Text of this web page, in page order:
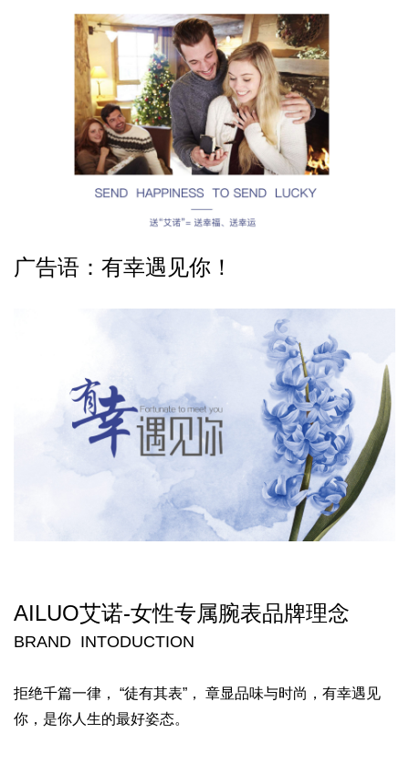
广告语：有幸遇见你！
AILUO艾诺-女性专属腕表品牌理念
BRAND INTODUCTION
拒绝千篇一律， “徒有其表”， 章显品味与时尚， 有幸遇见
你，是你人生的最好姿态。